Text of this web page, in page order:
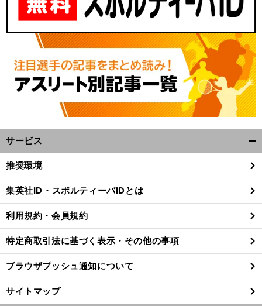
サービス
閉
る
推奨環境
集英社ID・スポルティーバIDとは
利用規約・会員規約
特定商取引法に基づく表示・その他の事項
ブラウザプッシュ通知について
サイトマップ